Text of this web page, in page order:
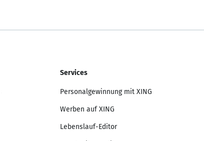
Services
Personalgewinnung mit XING
Werben auf XING
Lebenslauf-Editor